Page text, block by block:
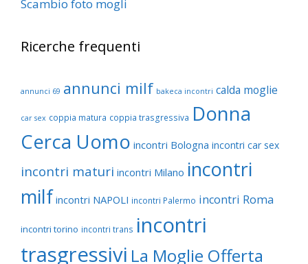
Scambio foto mogli
Ricerche frequenti
annunci 69 annunci milf bakeca incontri calda moglie
car sex coppia matura coppia trasgressiva Donna
Cerca Uomo incontri Bologna incontri car sex
incontri maturi incontri Milano incontri
milf incontri NAPOLI incontri Palermo incontri Roma
incontri torino incontri trans incontri
trasgressivi La Moglie Offerta